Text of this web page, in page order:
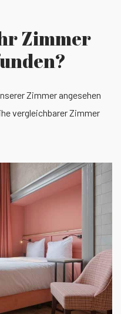
Zimmer
Zimmer angesehen
vergleichbarer Zimmer